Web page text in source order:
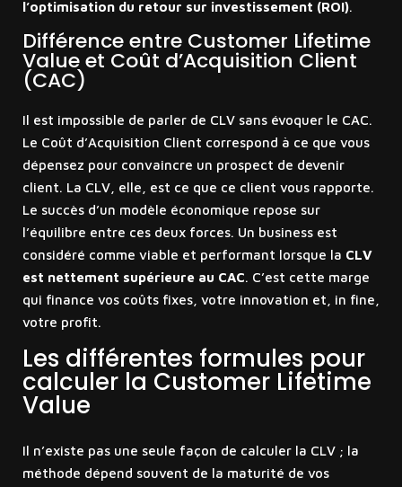
l’optimisation du retour sur investissement (ROI).
Différence entre Customer Lifetime
Value et Coût d’Acquisition Client
(CAC)
Il est impossible de parler de CLV sans évoquer le CAC.
Le Coût d’Acquisition Client correspond à ce que vous
dépensez pour convaincre un prospect de devenir
client. La CLV, elle, est ce que ce client vous rapporte.
Le succès d’un modèle économique repose sur
l’équilibre entre ces deux forces. Un business est
considéré comme viable et performant lorsque la CLV
est nettement supérieure au CAC. C’est cette marge
qui finance vos coûts fixes, votre innovation et, in fine,
votre profit.
Les différentes formules pour
calculer la Customer Lifetime
Value
Il n’existe pas une seule façon de calculer la CLV ; la
méthode dépend souvent de la maturité de vos